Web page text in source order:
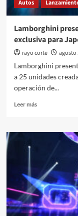
Autos
Lamborghini
exclusiva para
rayo corte agosto
Lamborghini
a 25 unidades
operación de...
Leer másLeer
Lamborghini
Revuelto
Impavido,
una
edición
exclusiva
para